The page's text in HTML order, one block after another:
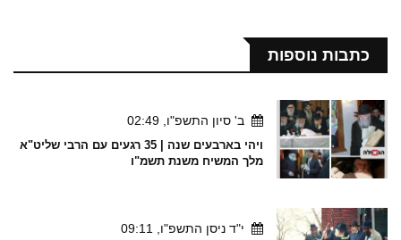
כתבות נוספות
ב' סיון התשפ"ו, 02:49
ויהי בארבעים שנה | 35 רגעים עם הרבי שליט"א
מלך המשיח משנת תשמ"ו
י"ד ניסן התשפ"ו, 09:11